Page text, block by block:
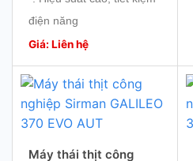
điện năng
*. Động cơ mạnh mẽ
*. Nhỏ gọn, sử dụng thuận
tiện
*. Độ bền cao
Giá: Liên hệ
Máy thái thịt công